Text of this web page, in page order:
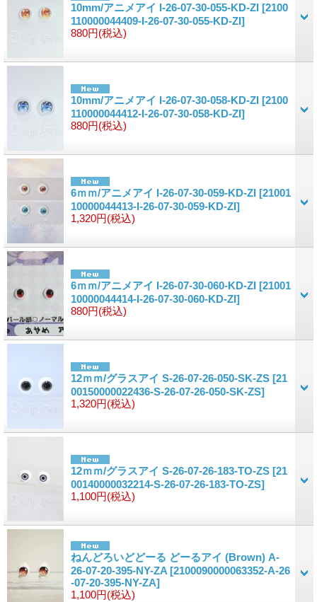
10mm/アニメアイ I-26-07-30-055-KD-ZI [2100
110000044409-I-26-07-30-055-KD-ZI]
880円(税込)
10mm/アニメアイ I-26-07-30-058-KD-ZI [2100
110000044412-I-26-07-30-058-KD-ZI]
880円(税込)
6ｍｍ/アニメアイ I-26-07-30-059-KD-ZI [21001
10000044413-I-26-07-30-059-KD-ZI]
1,320円(税込)
6ｍｍ/アニメアイ I-26-07-30-060-KD-ZI [21001
10000044414-I-26-07-30-060-KD-ZI]
880円(税込)
12ｍｍ/グラスアイ S-26-07-26-050-SK-ZS [21
00150000022436-S-26-07-26-050-SK-ZS]
1,320円(税込)
12ｍｍ/グラスアイ S-26-07-26-183-TO-ZS [21
00140000032214-S-26-07-26-183-TO-ZS]
1,100円(税込)
ねんどろいどどーる どーるアイ (Brown) A-
26-07-20-395-NY-ZA [2100090000063352-A-26
-07-20-395-NY-ZA]
1,100円(税込)